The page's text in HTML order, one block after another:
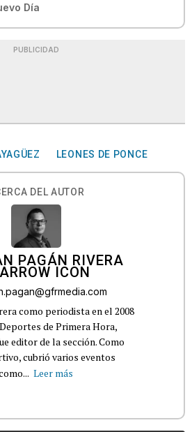
Día
PUBLICIDAD
LEONES DE PONCE
DEL AUTOR
PAGÁN RIVERA
como periodista en el 2008
de Primera Hora,
editor de la sección. Como
cubrió varios eventos
Leer más